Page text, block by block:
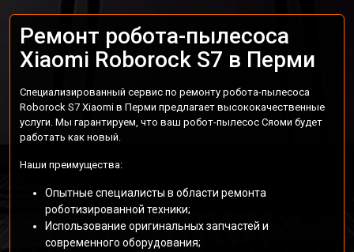
Ремонт робота-пылесоса
Xiaomi Roborock S7 в Перми
Специализированный сервис по ремонту робота-пылесоса
Roborock S7 Xiaomi в Перми предлагает высококачественные
услуги. Мы гарантируем, что ваш робот-пылесос Сяоми будет
работать как новый.
Наши преимущества:
Опытные специалисты в области ремонта
роботизированной техники;
Использование оригинальных запчастей и
современного оборудования;